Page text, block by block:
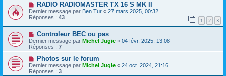
RADIO RADIOMASTER TX 16 S MK II
Dernier message par Ben Tur « 27 mars 2025, 00:32
Réponses : 43 1 2 3
Controleur BEC ou pas
Dernier message par Michel Jugie « 04 févr. 2025, 13:08
Réponses : 7
Photos sur le forum
Dernier message par Michel Jugie « 24 oct. 2024, 21:16
Réponses : 3